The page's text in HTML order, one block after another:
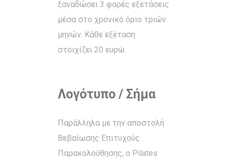
ξαναδώσει 3 φορές εξετάσεις
μέσα στο χρονικό όριο τριών
μηνών. Κάθε εξέταση
στοιχίζει 20 ευρώ.
Λογότυπο / Σήμα
Παράλληλα με την αποστολή
Βεβαίωσης Επιτυχούς
Παρακολούθησης, ο Pilates